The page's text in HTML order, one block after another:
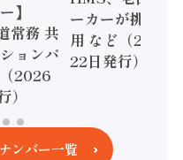
】
常務 共
ョンパ
2026
ーカーが挑むデ
用 など（2026
22日発行）
ンバー一覧